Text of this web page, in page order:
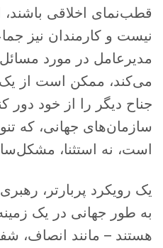
قطب‌نمای اخلاقی باشند،
نیست و کارمندان نیز
مدیرعامل در مورد
می‌کند، ممکن است از
جناح دیگر را از خود دور
سازمان‌های جهانی، که
است، نه استثنا،
یک رویکرد پربارتر،
به طور جهانی در یک
هستند – مانند انصاف،